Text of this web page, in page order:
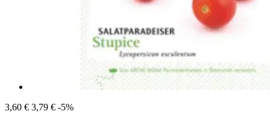
3,60 € 3,79 € -5%